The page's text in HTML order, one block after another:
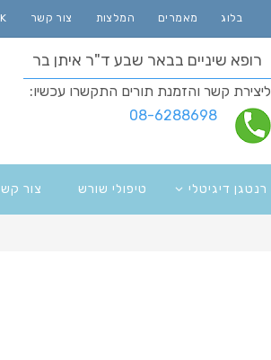
בלוג מאמרים המלצות צור קשר
רופא שיניים בבאר שבע ד"ר איתן בר
ליצירת קשר והזמנת תורים התקשרו עכשיו:
08-6288698
רנטגן דיגיטלי טיפולי שורש צור